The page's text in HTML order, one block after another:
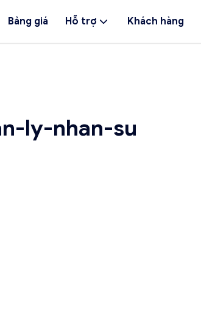
Bảng giá Hỗ trợ Khách hàng
ly-nhan-su